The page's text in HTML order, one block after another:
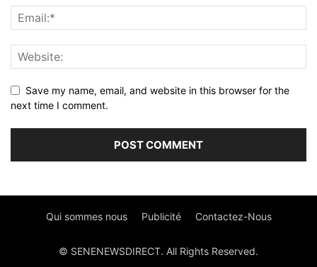
Save my name, email, and website in this browser for the
next time I comment.
Qui sommes nous Publicité Contactez-Nous
© SENENEWSDIRECT. All Rights Reserved.